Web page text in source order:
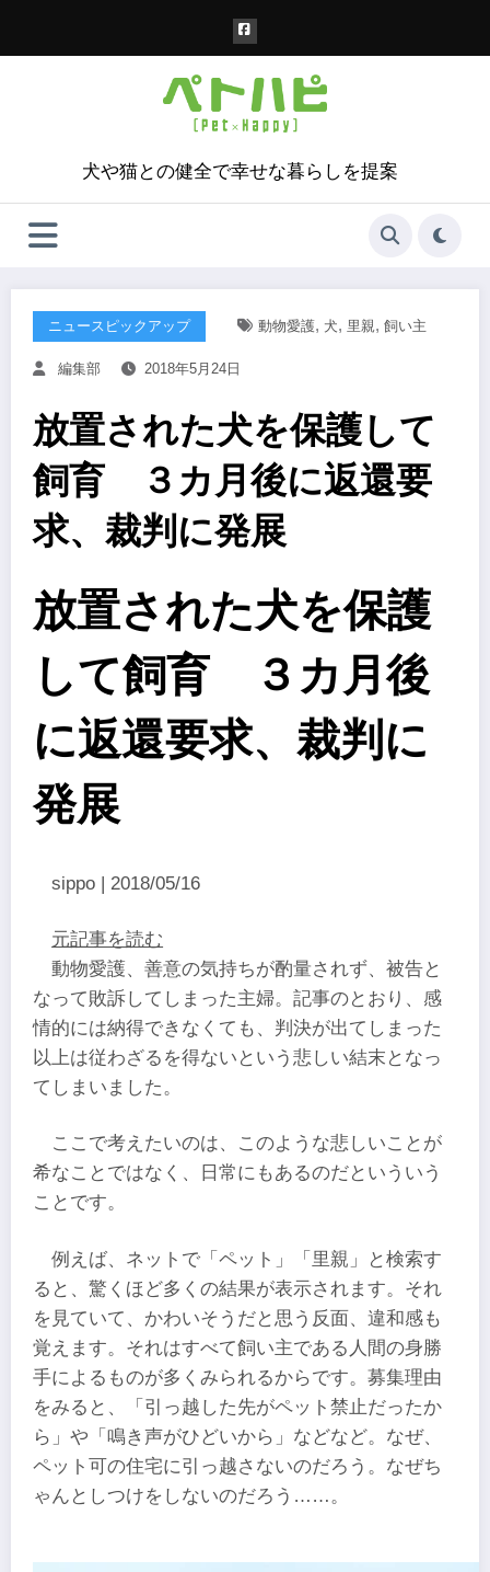
犬や猫との健全で幸せな暮らしを提案
ニュースピックアップ 動物愛護, 犬, 里親, 飼い主
編集部 2018年5月24日
放置された犬を保護して
飼育 ３カ月後に返還要
求、裁判に発展
放置された犬を保護
して飼育 ３カ月後
に返還要求、裁判に
発展
sippo | 2018/05/16
元記事を読む
動物愛護、善意の気持ちが酌量されず、被告と
なって敗訴してしまった主婦。記事のとおり、感
情的には納得できなくても、判決が出てしまった
以上は従わざるを得ないという悲しい結末となっ
てしまいました。
ここで考えたいのは、このような悲しいことが
希なことではなく、日常にもあるのだといういう
ことです。
例えば、ネットで「ペット」「里親」と検索す
ると、驚くほど多くの結果が表示されます。それ
を見ていて、かわいそうだと思う反面、違和感も
覚えます。それはすべて飼い主である人間の身勝
手によるものが多くみられるからです。募集理由
をみると、「引っ越した先がペット禁止だったか
ら」や「鳴き声がひどいから」などなど。なぜ、
ペット可の住宅に引っ越さないのだろう。なぜち
ゃんとしつけをしないのだろう……。